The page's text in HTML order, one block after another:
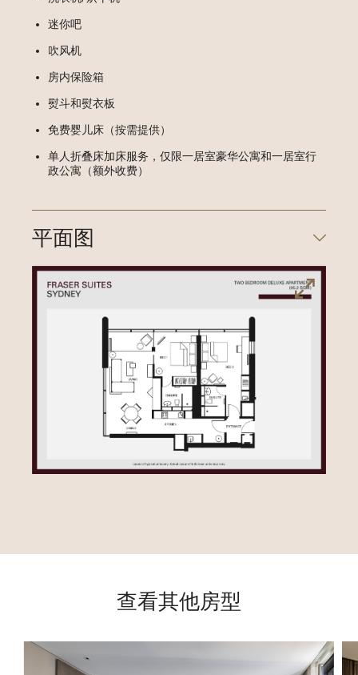
迷你吧
吹风机
房内保险箱
熨斗和熨衣板
免费婴儿床（按需提供）
单人折叠床加床服务，仅限一居室豪华公寓和一居室行
政公寓（额外收费）
平面图
查看其他房型